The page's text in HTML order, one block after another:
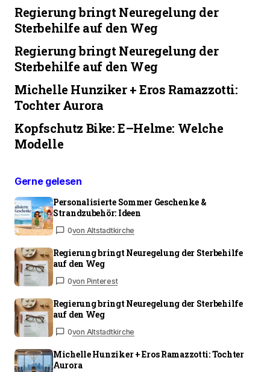
Regierung bringt Neuregelung der
Sterbehilfe auf den Weg
Regierung bringt Neuregelung der
Sterbehilfe auf den Weg
Michelle Hunziker + Eros Ramazzotti:
Tochter Aurora
Kopfschutz Bike: E–Helme: Welche
Modelle
Gerne gelesen
Personalisierte Sommer Geschenke &
Strandzubehör: Ideen
0von Altstadtkirche
Regierung bringt Neuregelung der Sterbehilfe
auf den Weg
0von Pinterest
Regierung bringt Neuregelung der Sterbehilfe
auf den Weg
0von Altstadtkirche
Michelle Hunziker + Eros Ramazzotti: Tochter
Aurora